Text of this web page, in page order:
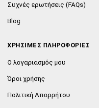
Συχνές ερωτήσεις (FAQs)
Blog
ΧΡΗΣΙΜΕΣ ΠΛΗΡΟΦΟΡΙΕΣ
Ο λογαριασμός μου
Όροι χρήσης
Πολιτική Απορρήτου